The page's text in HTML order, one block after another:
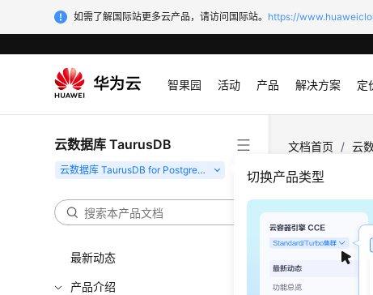
如需了解国际站更多云产品，请访问国际站。 https://
智果园 活动 产品 解决方案 定
云数据库 TaurusDB
切换产品类型
最新动态
产品介绍
文档首页 / 云
数据备
更新时间：